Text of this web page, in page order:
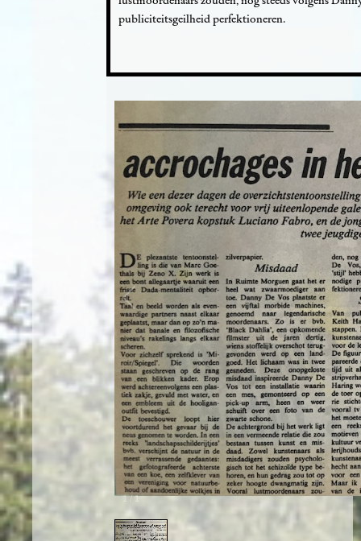
publiciteitsgeilheid perfektioneren.
1/1